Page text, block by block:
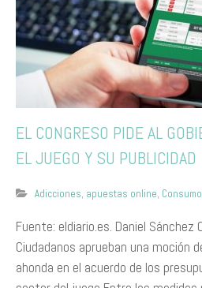
EL CONGRESO PIDE AL
EL JUEGO Y SU PUBLICIDAD
Adicciones, apuestas online, Consumo
Fuente: eldiario.es. Daniel Sánchez
Ciudadanos aprueban una moción
ahonda en el acuerdo de los